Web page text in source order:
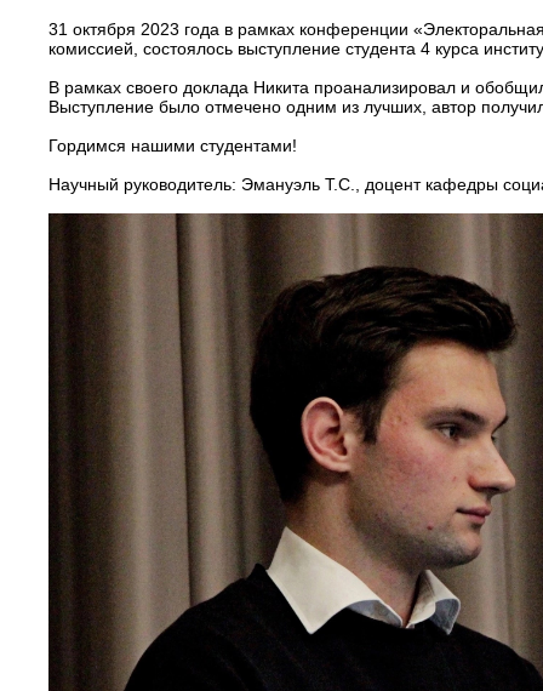
31 октября 2023 года в рамках конференции
комиссией, состоялось выступление студента 4 курса
В рамках своего доклада Никита проанализировал и
Выступление было отмечено одним из лучших, автор
Гордимся нашими студентами!
Научный руководитель: Эмануэль Т.С., доцент кафедры